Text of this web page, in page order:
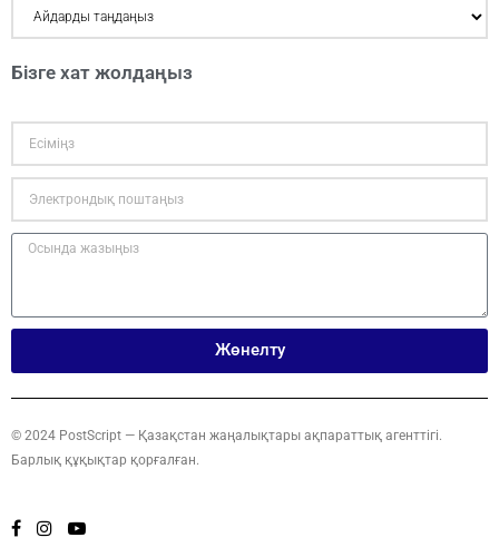
Бізге хат жолдаңыз
Жөнелту
© 2024 PostScript — Қазақстан жаңалықтары ақпараттық агенттігі.
Барлық құқықтар қорғалған.